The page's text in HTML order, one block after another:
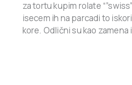
za tortu kupim rolate
isecem ih na parcadi to
kore. Odlični su kao zamena